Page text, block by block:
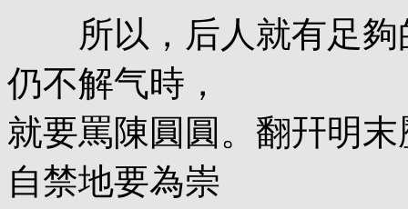
所以，后人就有足夠
仍不解气時，
就要罵陳圓圓。翻幵明
自禁地要為崇